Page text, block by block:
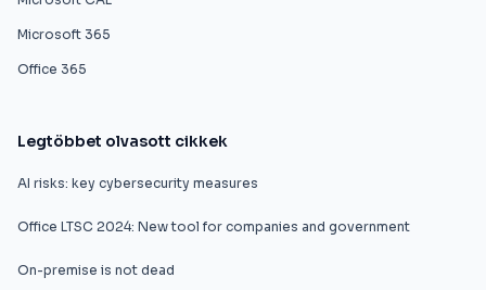
Microsoft 365
Office 365
Legtöbbet olvasott cikkek
AI risks: key cybersecurity measures
Office LTSC 2024: New tool for companies and government
On-premise is not dead